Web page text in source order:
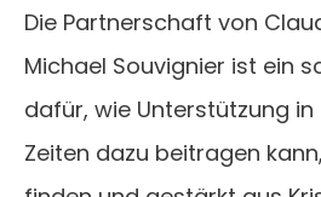
Die Partnerschaft von
Michael Souvignier ist ein
dafür, wie Unterstützung
Zeiten dazu beitragen